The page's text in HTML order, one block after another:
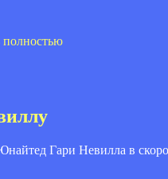
полностью
Гари Невилла в